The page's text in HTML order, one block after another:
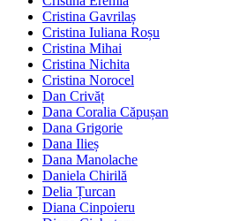
Cristina Gavrilaș
Cristina Iuliana Roșu
Cristina Mihai
Cristina Nichita
Cristina Norocel
Dan Crivăț
Dana Coralia Căpușan
Dana Grigorie
Dana Ilieș
Dana Manolache
Daniela Chirilă
Delia Țurcan
Diana Cinpoieru